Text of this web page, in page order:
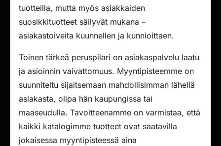
tuotteilla, mutta myös asiakkaiden
suosikkituotteet säilyvät mukana –
asiakastoiveita kuunnellen ja kunnioittaen.
Toinen tärkeä peruspilari on asiakaspalvelu laatu
ja asioinnin vaivattomuus. Myyntipisteemme on
suunniteltu sijaitsemaan mahdollisimman lähellä
asiakasta, olipa hän kaupungissa tai
maaseudulla. Tavoitteenamme on varmistaa, että
kaikki katalogimme tuotteet ovat saatavilla
jokaisessa myyntipisteessä aina